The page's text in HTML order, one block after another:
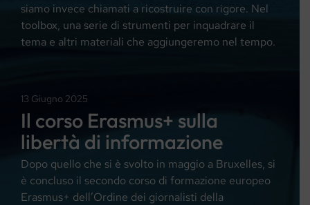
siamo invece chiamati a ricostruire con rigore. Nel
toolbox, una serie di strumenti per inquadrare il
tema e altri materiali che aggiungeremo nel tempo.
13 Giugno 2025
Il corso Erasmus+ sulla
libertà di informazione
Dopo quello che si è svolto in maggio a Bruxelles, si
è concluso il secondo corso di formazione europeo
Erasmus+ dell’Ordine dei giornalisti della